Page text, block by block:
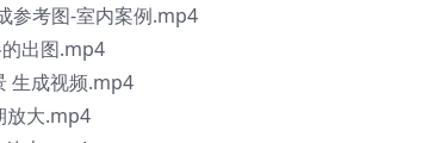
参考图-室内案例.mp4
出图.mp4
生成视频.mp4
放大.mp4